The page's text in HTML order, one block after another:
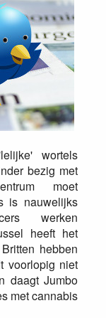
wortels
bezig met
moet
is nauwelijks
werken
heeft het
hebben
voorlopig niet
daagt Jumbo
met cannabis